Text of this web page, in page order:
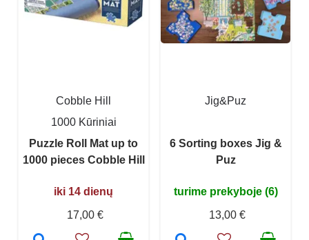
Cobble Hill
1000 Kūriniai
Puzzle Roll Mat up to
1000 pieces Cobble Hill
iki 14 dienų
17,00 €
Jig&Puz
6 Sorting boxes Jig &
Puz
turime prekyboje (6)
13,00 €